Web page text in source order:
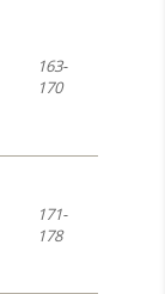
163-
170
171-
178